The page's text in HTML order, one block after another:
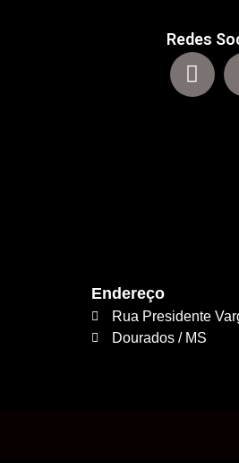
Redes
Endereço
Rua Presidente
Dourados / MS